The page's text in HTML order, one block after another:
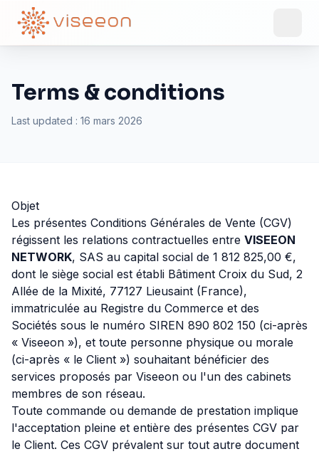
Terms & conditions
Last updated : 16 mars 2026
Objet
Les présentes Conditions Générales de Vente (CGV)
régissent les relations contractuelles entre VISEEON
NETWORK, SAS au capital social de 1 812 825,00 €,
dont le siège social est établi Bâtiment Croix du Sud, 2
Allée de la Mixité, 77127 Lieusaint (France),
immatriculée au Registre du Commerce et des
Sociétés sous le numéro SIREN 890 802 150 (ci-après
« Viseeon »), et toute personne physique ou morale
(ci-après « le Client ») souhaitant bénéficier des
services proposés par Viseeon ou l'un des cabinets
membres de son réseau.
Toute commande ou demande de prestation implique
l'acceptation pleine et entière des présentes CGV par
le Client. Ces CGV prévalent sur tout autre document